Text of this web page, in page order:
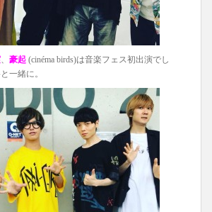
、 豪起 (cinéma birds)は音楽フェス初出演でし
一緒に。